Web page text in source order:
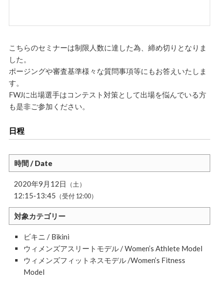
こちらのセミナーは制限人数に達した為、締め切りとなりま
した。
ポージングや審査基準様々な質問事項等にもお答えいたしま
す。
FWJに出場選手はコンテスト対策として出場を悩んでいる方
も是非ご参加ください。
日程
時間 / Date
2020年9月12日 （土）
12:15-13:45 （受付 12:00）
対象カテゴリー
ビキニ / Bikini
ウィメンズアスリートモデル / Women’s Athlete Model
ウィメンズフィットネスモデル /Women’s Fitness
Model